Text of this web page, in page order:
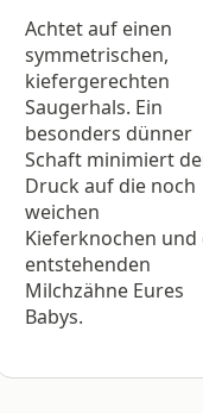
Achtet auf einen
symmetrischen,
kiefergerechten
Saugerhals. Ein
besonders dünner
Schaft minimiert
Druck auf die noch
weichen
Kieferknochen und
entstehenden
Milchzähne Eures
Babys.